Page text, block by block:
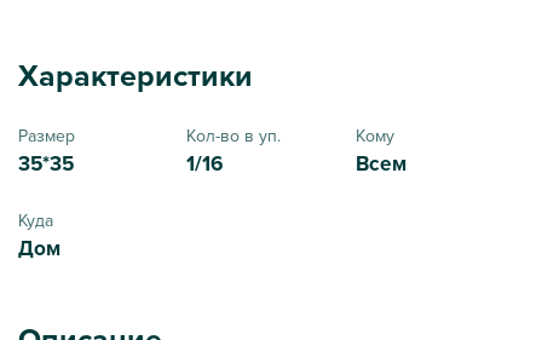
Характеристики
Размер
35*35
Кол-во в уп.
1/16
Кому
Всем
Куда
Дом